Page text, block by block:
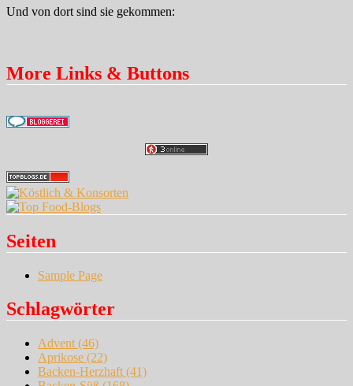
Und von dort sind sie gekommen:
More Links & Buttons
Seiten
Sample Page
Schlagwörter
Advent (46)
Aprikose (22)
Backen-Herzhaft (41)